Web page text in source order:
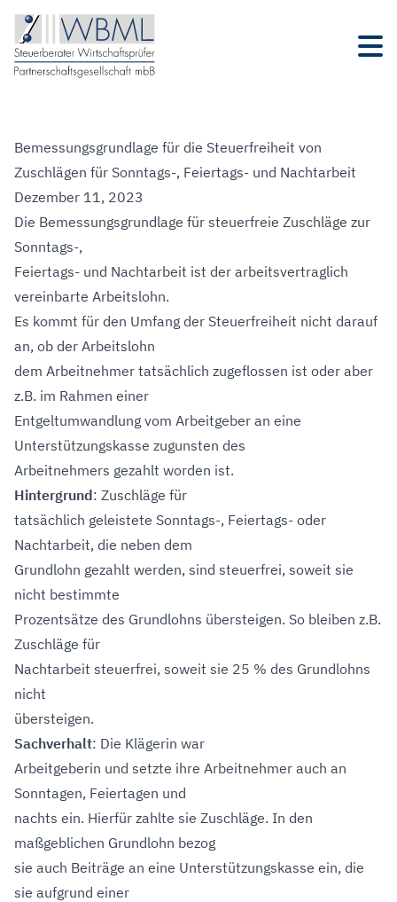
Bemessungsgrundlage für die Steuerfreiheit von
Zuschlägen für Sonntags-, Feiertags- und Nachtarbeit
Dezember 11, 2023
Die Bemessungsgrundlage für steuerfreie Zuschläge zur
Sonntags-,
Feiertags- und Nachtarbeit ist der arbeitsvertraglich
vereinbarte Arbeitslohn.
Es kommt für den Umfang der Steuerfreiheit nicht darauf
an, ob der Arbeitslohn
dem Arbeitnehmer tatsächlich zugeflossen ist oder aber
z.B. im Rahmen einer
Entgeltumwandlung vom Arbeitgeber an eine
Unterstützungskasse zugunsten des
Arbeitnehmers gezahlt worden ist.
Hintergrund: Zuschläge für
tatsächlich geleistete Sonntags-, Feiertags- oder
Nachtarbeit, die neben dem
Grundlohn gezahlt werden, sind steuerfrei, soweit sie
nicht bestimmte
Prozentsätze des Grundlohns übersteigen. So bleiben z.B.
Zuschläge für
Nachtarbeit steuerfrei, soweit sie 25 % des Grundlohns
nicht
übersteigen.
Sachverhalt: Die Klägerin war
Arbeitgeberin und setzte ihre Arbeitnehmer auch an
Sonntagen, Feiertagen und
nachts ein. Hierfür zahlte sie Zuschläge. In den
maßgeblichen Grundlohn bezog
sie auch Beiträge an eine Unterstützungskasse ein, die
sie aufgrund einer